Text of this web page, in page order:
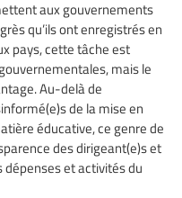
aux gouvernements
qu’ils ont enregistrés en
pays, cette tâche est
mais le
Au-delà de
de la mise en
éducative, ce genre de
des dirigeant(e)s et
dépenses et activités du